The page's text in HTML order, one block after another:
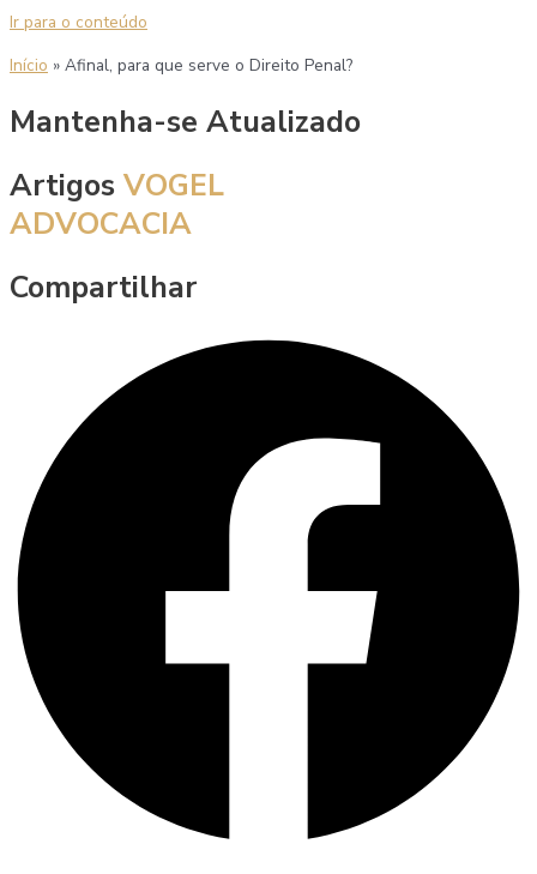
Ir para o conteúdo
Início » Afinal, para que serve o Direito Penal?
Mantenha-se Atualizado
Artigos VOGEL
ADVOCACIA
Compartilhar